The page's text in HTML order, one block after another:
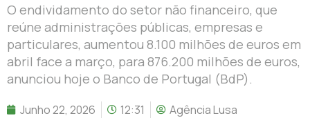
O endividamento do setor não financeiro, que
reúne administrações públicas, empresas e
particulares, aumentou 8.100 milhões de euros em
abril face a março, para 876.200 milhões de euros,
anunciou hoje o Banco de Portugal (BdP).
Junho 22, 2026 12:31 Agência Lusa